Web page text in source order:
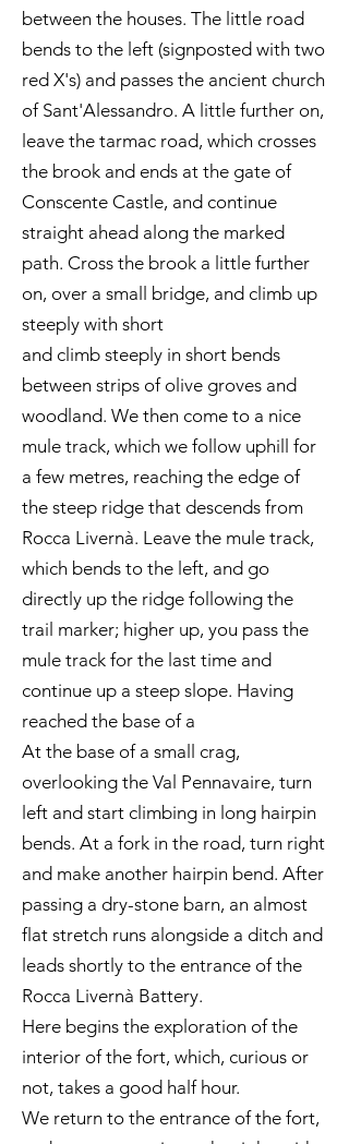
between the houses. The little road
bends to the left (signposted with two
red X's) and passes the ancient church
of Sant'Alessandro. A little further on,
leave the tarmac road, which crosses
the brook and ends at the gate of
Conscente Castle, and continue
straight ahead along the marked
path. Cross the brook a little further
on, over a small bridge, and climb up
steeply with short
and climb steeply in short bends
between strips of olive groves and
woodland. We then come to a nice
mule track, which we follow uphill for
a few metres, reaching the edge of
the steep ridge that descends from
Rocca Livernà. Leave the mule track,
which bends to the left, and go
directly up the ridge following the
trail marker; higher up, you pass the
mule track for the last time and
continue up a steep slope. Having
reached the base of a
At the base of a small crag,
overlooking the Val Pennavaire, turn
left and start climbing in long hairpin
bends. At a fork in the road, turn right
and make another hairpin bend. After
passing a dry-stone barn, an almost
flat stretch runs alongside a ditch and
leads shortly to the entrance of the
Rocca Livernà Battery.
Here begins the exploration of the
interior of the fort, which, curious or
not, takes a good half hour.
We return to the entrance of the fort,